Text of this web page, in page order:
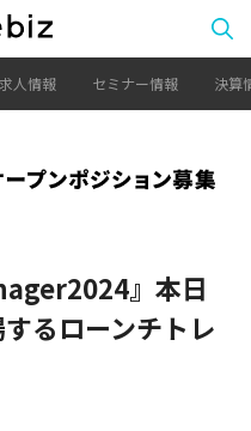
人情報 セミナー情報 決算
』本日
るローンチトレ